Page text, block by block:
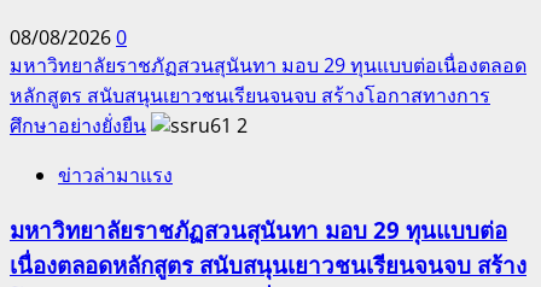
08/08/20260
มหาวิทยาลัยราชภัฏสวนสุนันทา มอบ 29 ทุนแบบต่อเนื่องตลอด
หลักสูตร สนับสนุนเยาวชนเรียนจนจบ สร้างโอกาสทางการ
ศึกษาอย่างยั่งยืน
2
ข่าวล่ามาแรง
มหาวิทยาลัยราชภัฏสวนสุนันทา มอบ 29 ทุนแบบต่อ
เนื่องตลอดหลักสูตร สนับสนุนเยาวชนเรียนจนจบ สร้าง